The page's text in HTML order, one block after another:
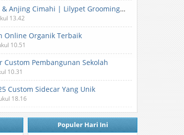
Grooming Kucing & Anjing Cimahi | Lilypet Grooming & Pet Hotel
13.42
Online Organik Terbaik
10.51
Custom Pembangunan Sekolah
10.31
Custom Sidecar Yang Unik
18.16
Populer Hari Ini